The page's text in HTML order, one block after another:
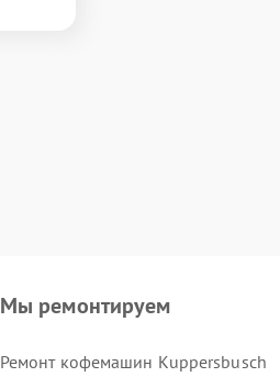
Мы ремонтируем
Ремонт кофемашин Kuppersbusch